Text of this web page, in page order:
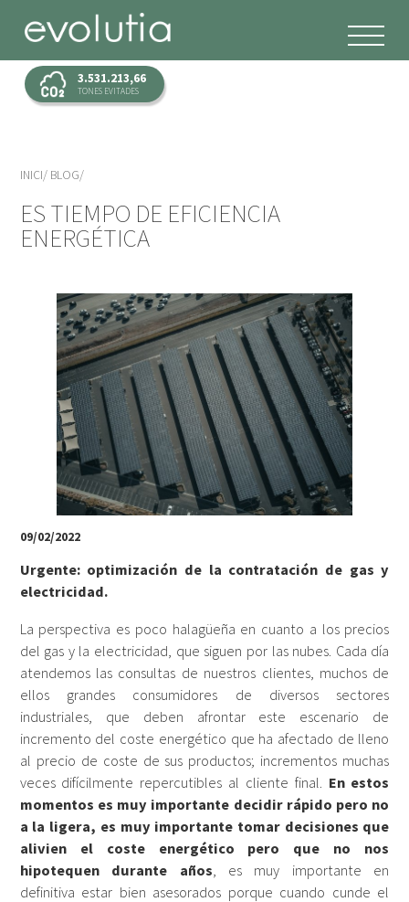
3.531.213,66
TONES EVITADES
INICI BLOG
ES TIEMPO DE EFICIENCIA
ENERGÉTICA
09/02/2022
Urgente: optimización de la contratación de gas y
electricidad.
La perspectiva es poco halagüeña en cuanto a los precios
del gas y la electricidad, que siguen por las nubes. Cada día
atendemos las consultas de nuestros clientes, muchos de
ellos grandes consumidores de diversos sectores
industriales, que deben afrontar este escenario de
incremento del coste energético que ha afectado de lleno
al precio de coste de sus productos; incrementos muchas
veces difícilmente repercutibles al cliente final. En estos
momentos es muy importante decidir rápido pero no
a la ligera, es muy importante tomar decisiones que
alivien el coste energético pero que no nos
hipotequen durante años , es muy importante en
definitiva estar bien asesorados porque cuando cunde el